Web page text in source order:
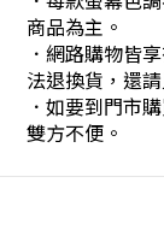
商品為主。
．網路購物皆
法退換貨，還請
．如要到門市
雙方不便。